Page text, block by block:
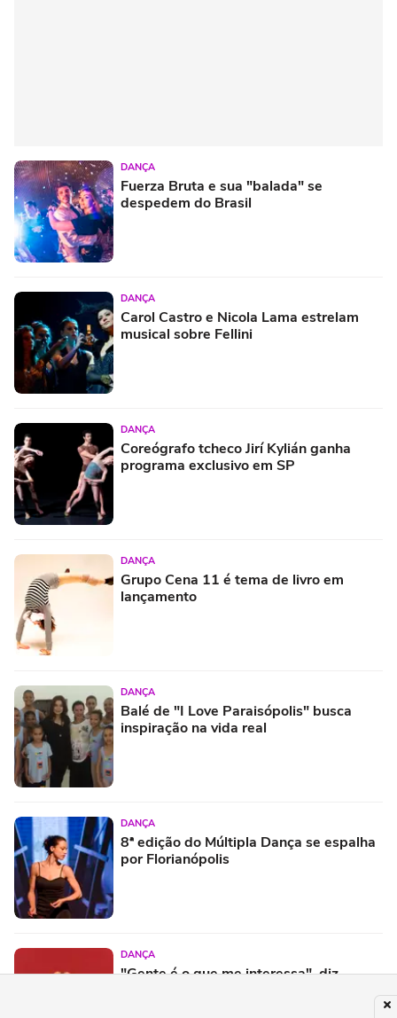
DANÇA
Fuerza Bruta e sua "balada" se
despedem do Brasil
DANÇA
Carol Castro e Nicola Lama estrelam
musical sobre Fellini
DANÇA
Coreógrafo tcheco Jirí Kylián ganha
programa exclusivo em SP
DANÇA
Grupo Cena 11 é tema de livro em
lançamento
DANÇA
Balé de "I Love Paraisópolis" busca
inspiração na vida real
DANÇA
8ª edição do Múltipla Dança se espalha
por Florianópolis
DANÇA
"Gente é o que me interessa", diz